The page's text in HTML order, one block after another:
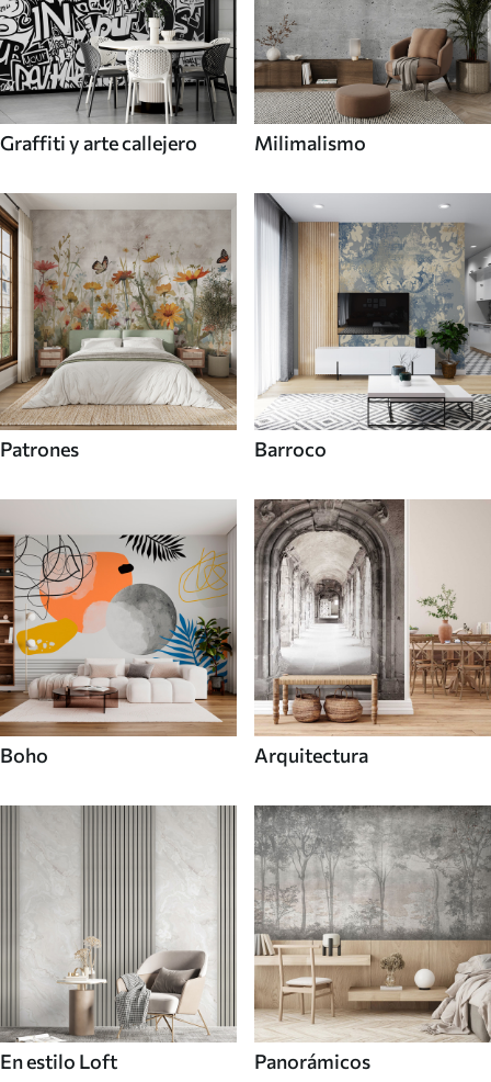
Graffiti y arte callejero Milimalismo
Patrones Barroco
Boho Arquitectura
En estilo Loft Panorámicos